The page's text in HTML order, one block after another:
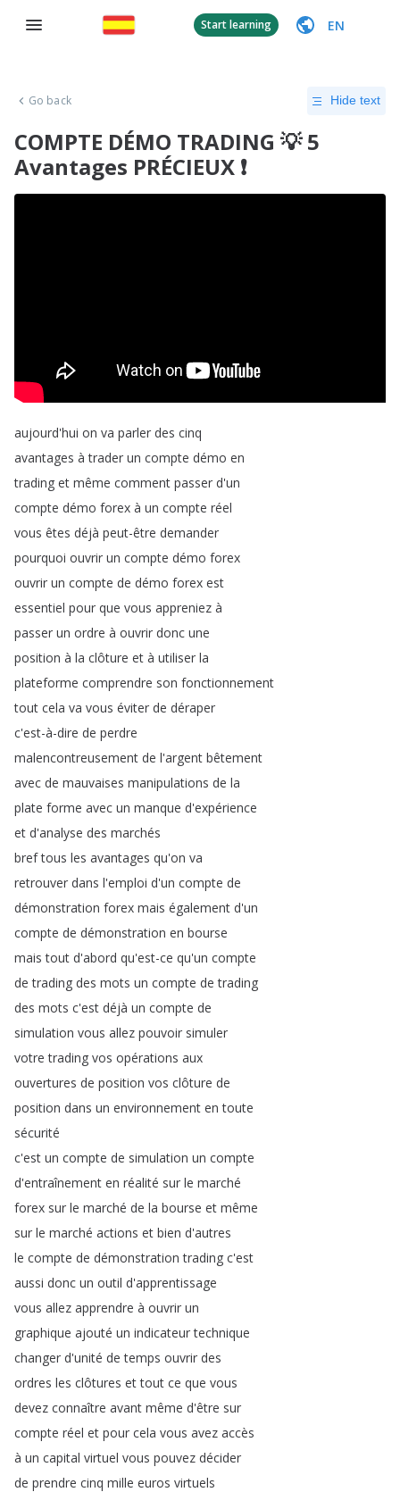
Start learning EN
Go back Hide text
COMPTE DÉMO TRADING 💡 5
Avantages PRÉCIEUX ❗️
aujourd'hui on va parler des cinq
avantages à trader un compte démo en
trading et même comment passer d'un
compte démo forex à un compte réel
vous êtes déjà peut-être demander
pourquoi ouvrir un compte démo forex
ouvrir un compte de démo forex est
essentiel pour que vous appreniez à
passer un ordre à ouvrir donc une
position à la clôture et à utiliser la
plateforme comprendre son fonctionnement
tout cela va vous éviter de déraper
c'est-à-dire de perdre
malencontreusement de l'argent bêtement
avec de mauvaises manipulations de la
plate forme avec un manque d'expérience
et d'analyse des marchés
bref tous les avantages qu'on va
retrouver dans l'emploi d'un compte de
démonstration forex mais également d'un
compte de démonstration en bourse
mais tout d'abord qu'est-ce qu'un compte
de trading des mots un compte de trading
des mots c'est déjà un compte de
simulation vous allez pouvoir simuler
votre trading vos opérations aux
ouvertures de position vos clôture de
position dans un environnement en toute
sécurité
c'est un compte de simulation un compte
d'entraînement en réalité sur le marché
forex sur le marché de la bourse et même
sur le marché actions et bien d'autres
le compte de démonstration trading c'est
aussi donc un outil d'apprentissage
vous allez apprendre à ouvrir un
graphique ajouté un indicateur technique
changer d'unité de temps ouvrir des
ordres les clôtures et tout ce que vous
devez connaître avant même d'être sur
compte réel et pour cela vous avez accès
à un capital virtuel vous pouvez décider
de prendre cinq mille euros virtuels